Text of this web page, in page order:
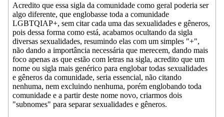
Acredito que essa sigla da comunidade como geral poderia ser
algo diferente, que englobasse toda a comunidade
LGBTQIAP+, sem citar cada uma das sexualidades e gêneros,
pois dessa forma como está, acabamos ocultando da sigla
diversas sexualidades, resumindo elas com um simples "+",
não dando a importância necessária que merecem, dando mais
foco apenas as que estão com letras na sigla, acredito que um
nome ou sigla mais genérico para englobar todas sexualidades
e gêneros da comunidade, seria essencial, não citando
nenhuma, nem excluindo nenhuma, porém englobando toda
comunidade e a partir deste nome novo, criarmos dois
"subnomes" para separar sexualidades e gêneros.